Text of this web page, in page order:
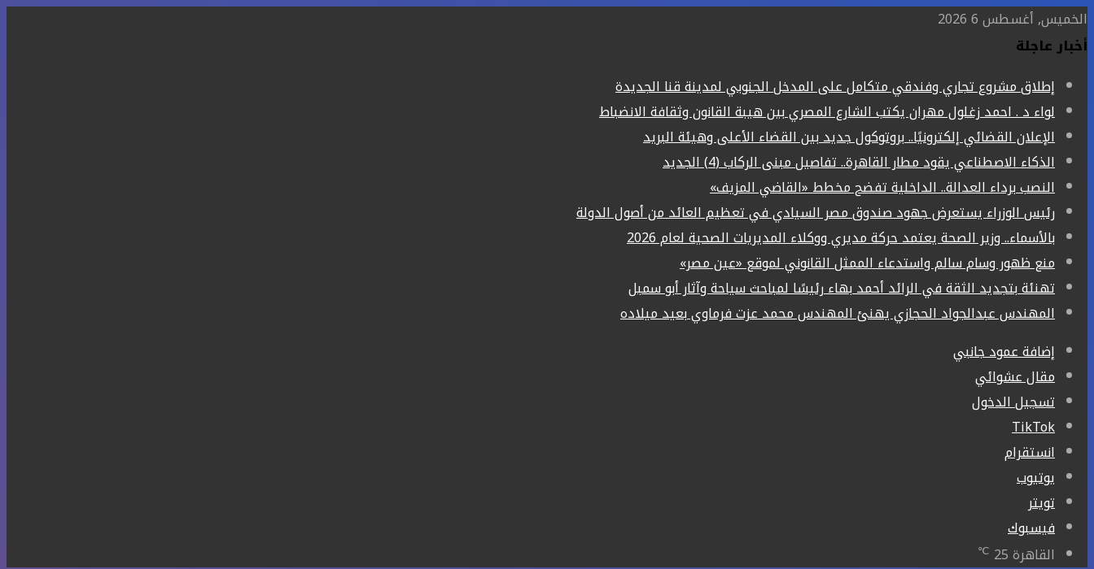
الخميس, أغسطس 6 2026
أخبار عاجلة
إطلاق مشروع تجاري وفندقي متكامل على المدخل الجنوبي لمدينة قنا الجديدة
لواء د . احمد زغلول مهران يكتب الشارع المصري بين هيبة القانون وثقافة الانضباط
الإعلان القضائي إلكترونيًا.. بروتوكول جديد بين القضاء الأعلى وهيئة البريد
الذكاء الاصطناعي يقود مطار القاهرة.. تفاصيل مبنى الركاب (4) الجديد
النصب برداء العدالة.. الداخلية تفضح مخطط «القاضي المزيف»
رئيس الوزراء يستعرض جهود صندوق مصر السيادي في تعظيم العائد من أصول الدولة
بالأسماء.. وزير الصحة يعتمد حركة مديري ووكلاء المديريات الصحية لعام 2026
منع ظهور وسام سالم واستدعاء الممثل القانوني لموقع «عين مصر»
تهنئة بتجديد الثقة في الرائد أحمد بهاء رئيسًا لمباحث سياحة وآثار أبو سمبل
المهندس عبدالجواد الحجازي يهنئ المهندس محمد عزت فرماوي بعيد ميلاده
إضافة عمود جانبي
مقال عشوائي
تسجيل الدخول
‫TikTok
انستقرام
يوتيوب
تويتر
فيسبوك
القاهرة25
℃